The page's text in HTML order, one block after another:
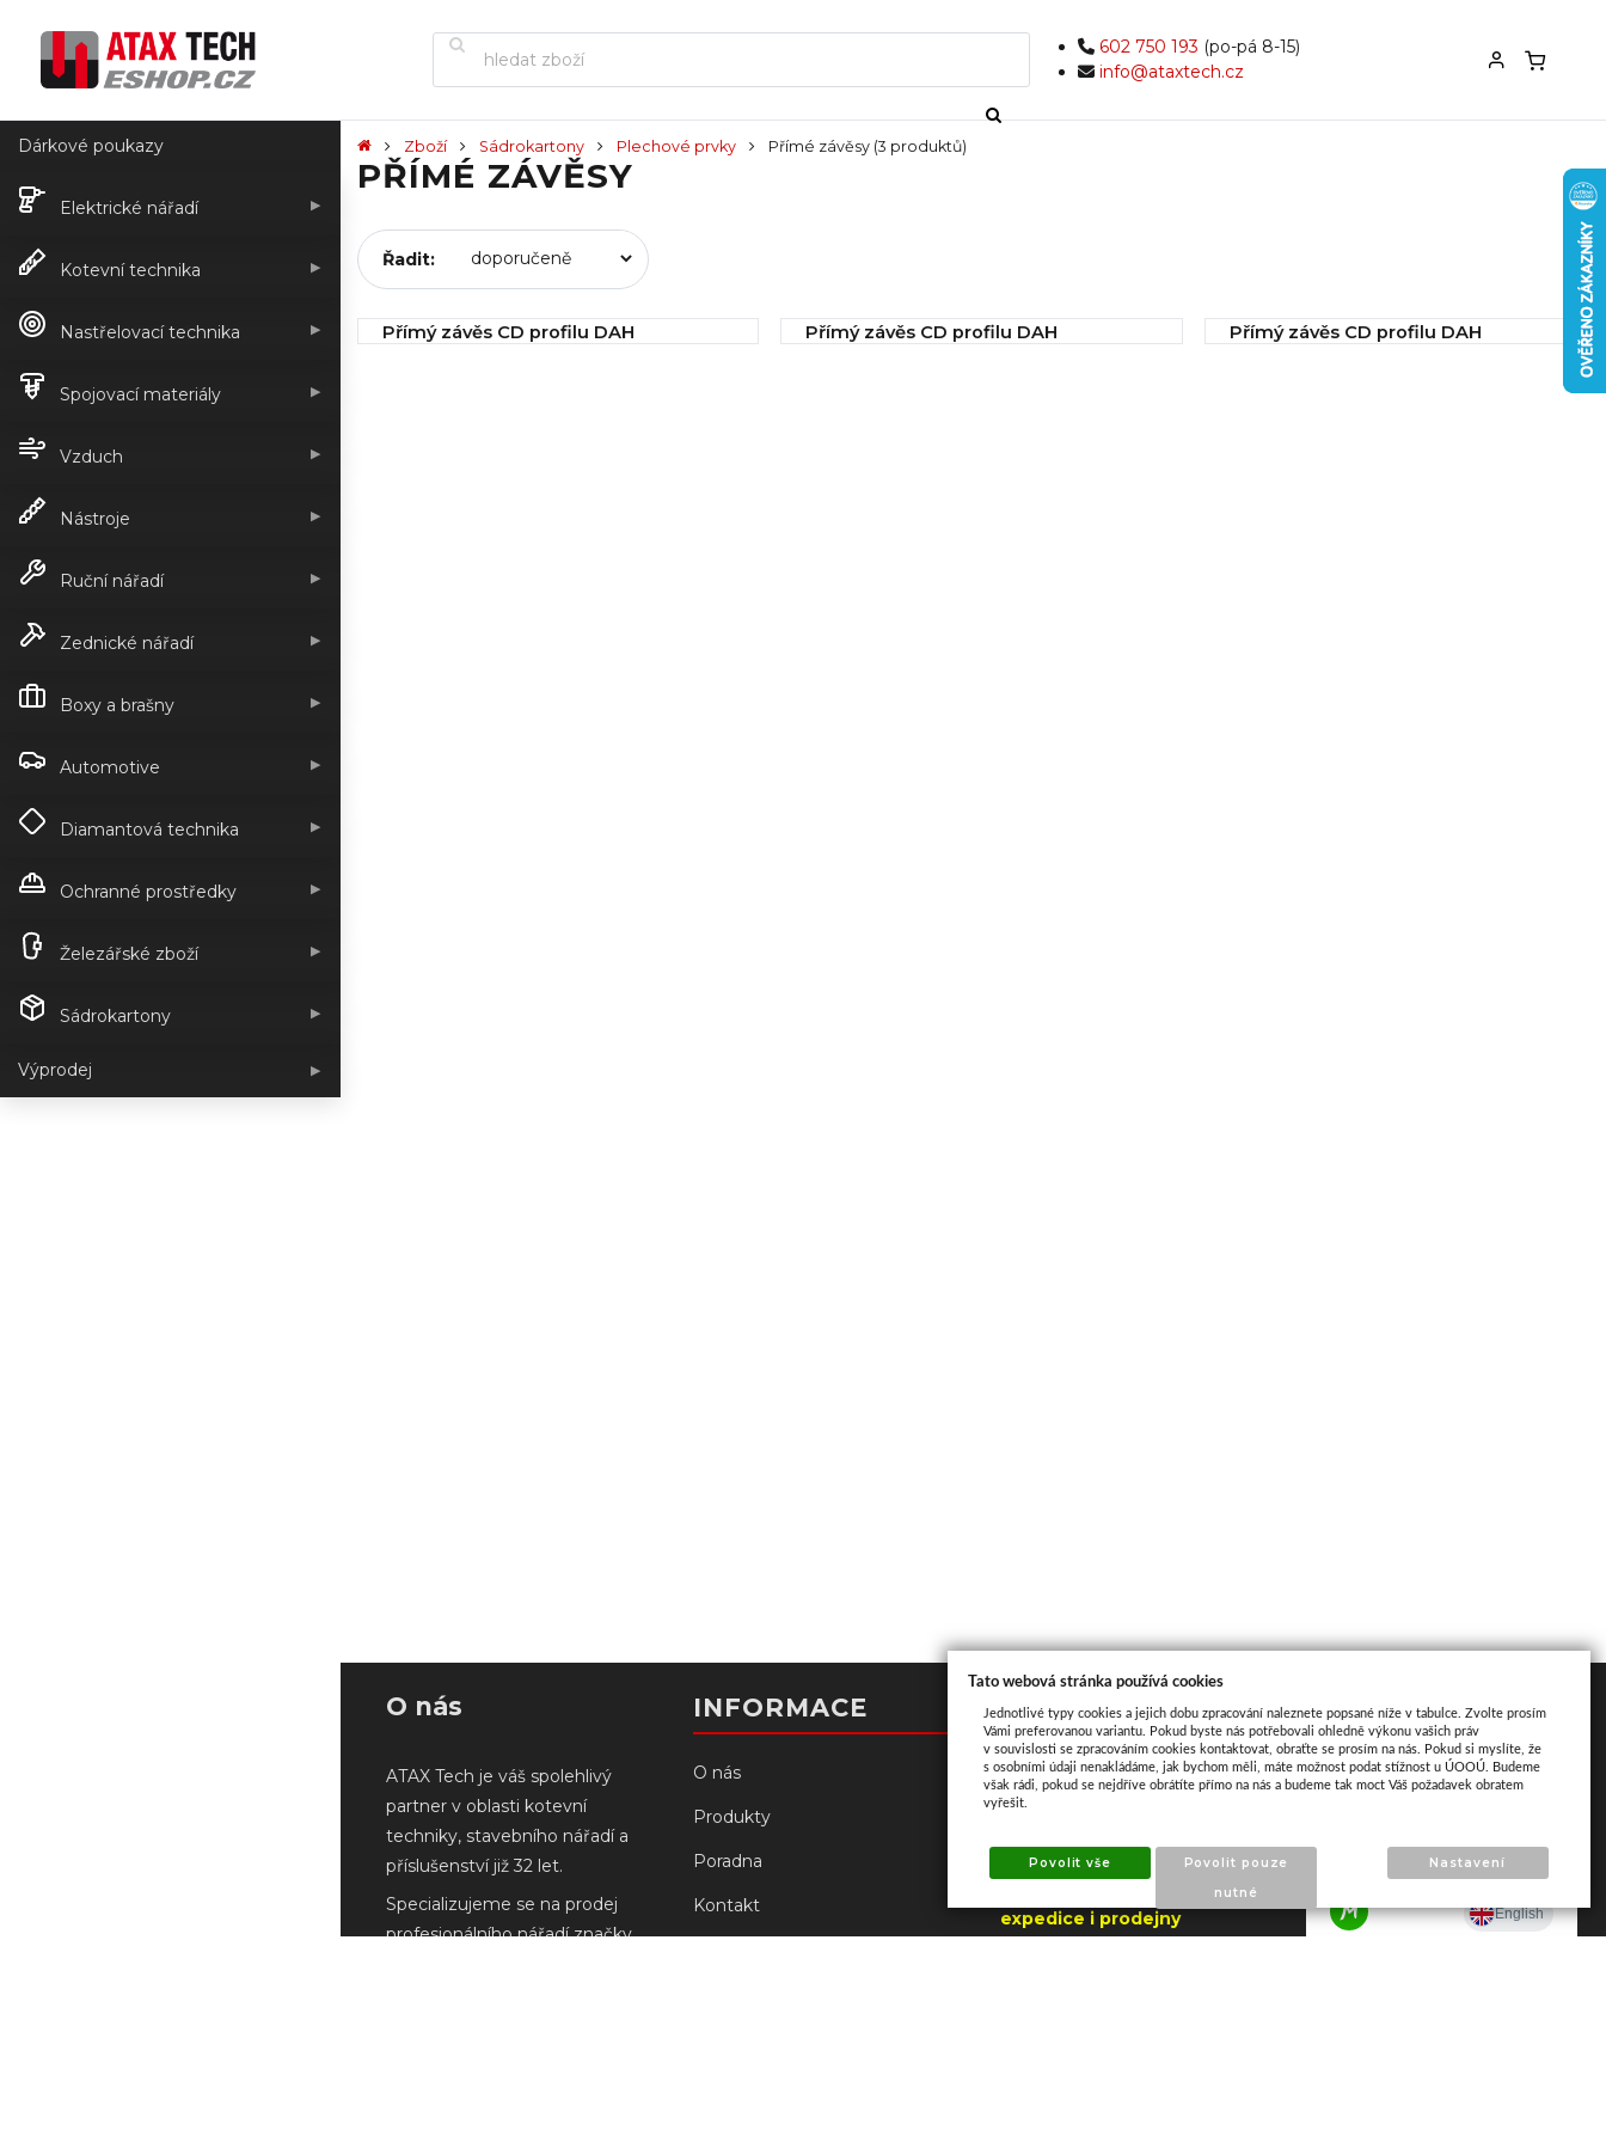
602 750 193 (po-pá 8-15)
info@ataxtech.cz
Dárkové poukazy
Elektrické nářadí ▶
Kotevní technika ▶
Nastřelovací technika ▶
Spojovací materiály ▶
Vzduch ▶
Nástroje ▶
Ruční nářadí ▶
Zednické nářadí ▶
Boxy a brašny ▶
Automotive ▶
Diamantová technika ▶
Ochranné prostředky ▶
Železářské zboží ▶
Sádrokartony ▶
Výprodej ▶
Zboží Sádrokartony Plechové prvky Přímé závěsy (3 produktů)
PŘÍMÉ ZÁVĚSY
Řadit:
Přímý závěs CD profilu DAH
Přímý závěs CD profilu DAH
Přímý závěs CD profilu DAH
O nás
ATAX Tech je váš spolehlivý
partner v oblasti kotevní
techniky, stavebního nářadí a
příslušenství již 32 let.
Specializujeme se na prodej
profesionálního nářadí značky
INFORMACE
O nás
Produkty
Poradna
Kontakt
Kontakt
Palackého 195
766 61 Napajedla
(od 3.8.2026 do 7.8.2026
expedice i prodejny
Mapa
Tato webová stránka používá cookies
Jednotlivé typy cookies a jejich dobu zpracování naleznete popsané níže v tabulce. Zvolte prosím
Vámi preferovanou variantu. Pokud byste nás potřebovali ohledně výkonu vašich práv
v souvislosti se zpracováním cookies kontaktovat, obraťte se prosím na nás. Pokud si myslíte, že
s osobními údaji nenakládáme, jak bychom měli, máte možnost podat stížnost u ÚOOÚ. Budeme
však rádi, pokud se nejdříve obrátíte přímo na nás a budeme tak moct Váš požadavek obratem
vyřešit.
Povolit vše
Povolit pouze
nutné
Nastavení